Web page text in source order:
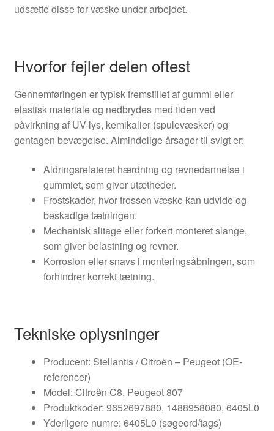
udsætte disse for væske under arbejdet.
Hvorfor fejler delen oftest
Gennemføringen er typisk fremstillet af gummi eller
elastisk materiale og nedbrydes med tiden ved
påvirkning af UV-lys, kemikalier (spulevæsker) og
gentagen bevægelse. Almindelige årsager til svigt er:
Aldringsrelateret hærdning og revnedannelse i
gummiet, som giver utætheder.
Frostskader, hvor frossen væske kan udvide og
beskadige tætningen.
Mechanisk slitage eller forkert monteret slange,
som giver belastning og revner.
Korrosion eller snavs i monteringsåbningen, som
forhindrer korrekt tætning.
Tekniske oplysninger
Producent: Stellantis / Citroën – Peugeot (OE-
referencer)
Model: Citroën C8, Peugeot 807
Produktkoder: 9652697880, 1488958080, 6405L0
Yderligere numre: 6405L0 (søgeord/tags)